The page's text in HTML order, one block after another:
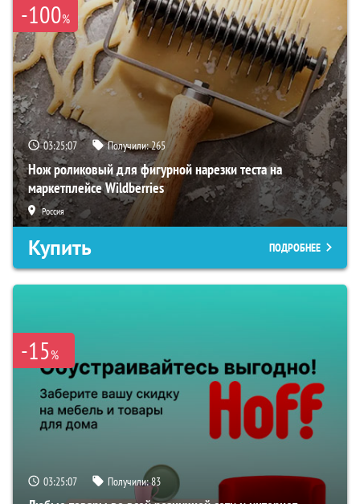
-100%
03:25:06 Получили:265
Нож роликовый для фигурной нарезки теста на
маркетплейсе Wildberries
Россия
Купить ПОДРОБНЕЕ
-15%
03:25:06 Получили:83